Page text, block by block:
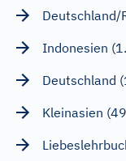
Deutschland/
Indonesien
Deutschland
Kleinasien